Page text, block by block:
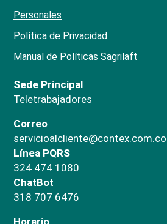
Personales
Política de Privacidad
Manual de Políticas Sagrilaft
Sede Principal
Teletrabajadores
Correo
servicioalcliente@contex.com.co
Línea PQRS
324 474 1080
ChatBot
318 707 6476
Horario